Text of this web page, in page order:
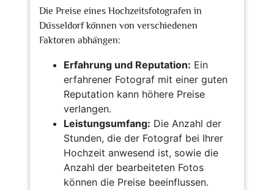
Die Preise eines Hochzeitsfotografen in
Düsseldorf können von verschiedenen
Faktoren abhängen:
Erfahrung und Reputation: Ein
erfahrener Fotograf mit einer guten
Reputation kann höhere Preise
verlangen.
Leistungsumfang: Die Anzahl der
Stunden, die der Fotograf bei Ihrer
Hochzeit anwesend ist, sowie die
Anzahl der bearbeiteten Fotos
können die Preise beeinflussen.